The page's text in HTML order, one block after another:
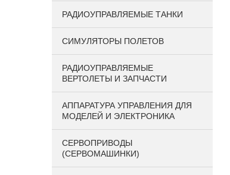
РАДИОУПРАВЛЯЕМЫЕ ТАНКИ
СИМУЛЯТОРЫ ПОЛЕТОВ
РАДИОУПРАВЛЯЕМЫЕ
ВЕРТОЛЕТЫ И ЗАПЧАСТИ
АППАРАТУРА УПРАВЛЕНИЯ ДЛЯ
МОДЕЛЕЙ И ЭЛЕКТРОНИКА
СЕРВОПРИВОДЫ
(СЕРВОМАШИНКИ)